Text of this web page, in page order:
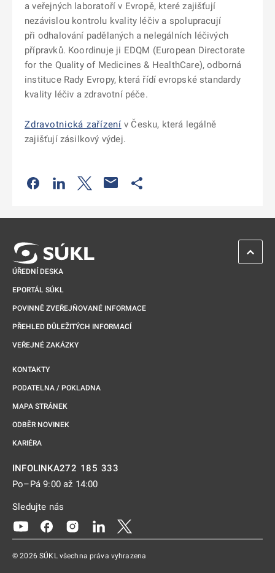
a veřejných laboratoří v Evropě, které zajišťují
nezávislou kontrolu kvality léčiv a spolupracují
při odhalování padělaných a nelegálních léčivých
přípravků. Koordinuje ji EDQM (European Directorate
for the Quality of Medicines & HealthCare), odborná
instituce Rady Evropy, která řídí evropské standardy
kvality léčiv a zdravotní péče.
Zdravotnická zařízení v Česku, která legálně
zajišťují zásilkový výdej.
Odkaz se otevře na nové kartě
Odkaz se otevře na nové kartě
Odkaz se otevře na nové kartě
ÚŘEDNÍ DESKA
EPORTÁL SÚKL
POVINNĚ ZVEŘEJŇOVANÉ INFORMACE
PŘEHLED DŮLEŽITÝCH INFORMACÍ
VEŘEJNÉ ZAKÁZKY
KONTAKTY
PODATELNA / POKLADNA
MAPA STRÁNEK
ODBĚR NOVINEK
KARIÉRA
INFOLINKA272 185 333
Po–Pá 9:00 až 14:00
Sledujte nás
Odkaz se otevře na nové kartě
Odkaz se otevře na nové kartě
Odkaz se otevře na nové kartě
Odkaz se otevře na nové kartě
© 2026 SÚKL všechna práva vyhrazena
ZPĚT